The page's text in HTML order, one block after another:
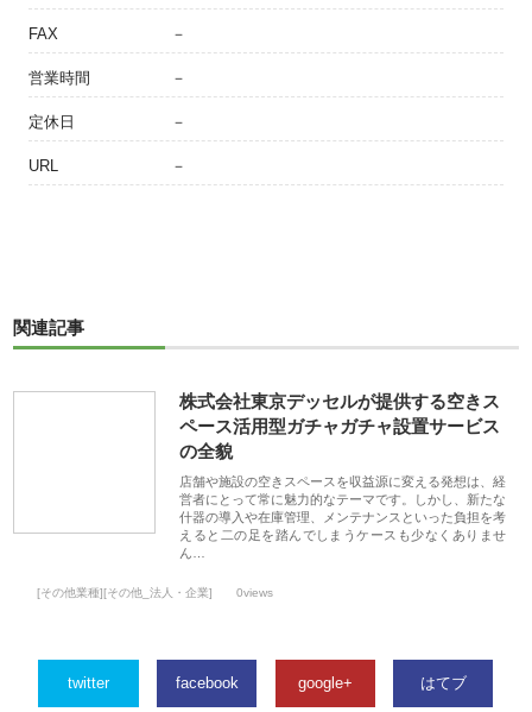
FAX －
営業時間 －
定休日 －
URL －
関連記事
株式会社東京デッセルが提供する空きス
ペース活用型ガチャガチャ設置サービス
の全貌
店舗や施設の空きスペースを収益源に変える発想は、経
営者にとって常に魅力的なテーマです。しかし、新たな
什器の導入や在庫管理、メンテナンスといった負担を考
えると二の足を踏んでしまうケースも少なくありませ
ん…
[その他業種][その他_法人・企業] 0views
twitter facebook google+ はてブ